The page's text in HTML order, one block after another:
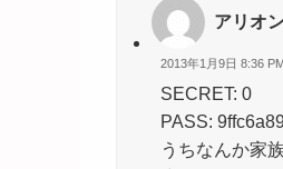
アリオ
2013年1月9日 8:36 PM
SECRET: 0
PASS:
うちなんか家